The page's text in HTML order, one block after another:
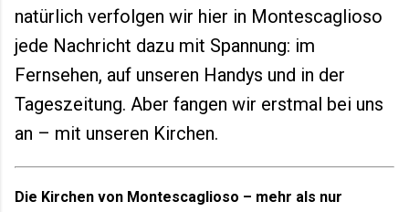
natürlich verfolgen wir hier in Montescaglioso
jede Nachricht dazu mit Spannung: im
Fernsehen, auf unseren Handys und in der
Tageszeitung. Aber fangen wir erstmal bei uns
an – mit unseren Kirchen.
Die Kirchen von Montescaglioso – mehr als nur